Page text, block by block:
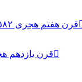
قرن هفتم هجری ۵۸۲ الی ۶۷۹ شمسی